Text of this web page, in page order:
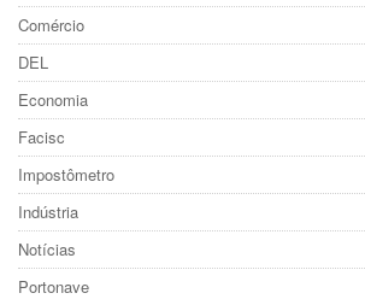
Comércio
DEL
Economia
Facisc
Impostômetro
Indústria
Notícias
Portonave